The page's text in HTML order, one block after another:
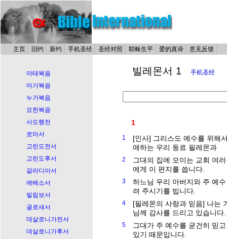
主页 旧约 新约 手机圣经 圣经对照 耶稣生平 爱的真谛 意见反馈
마태복음
마가복음
누가복음
요한복음
사도행전
로마서
고린도전서
고린도후서
갈라디아서
에베소서
빌립보서
골로새서
데살로니가전서
데살로니가후서
빌레몬서 1 手机圣经
1
1
[인사] 그리스도 예수를 위해
애하는 우리 동료 필레몬과
2
그대의 집에 모이는 교회 여
에게 이 편지를 씁니다.
3
하느님 우리 아버지와 주 예
려 주시기를 빕니다.
4
[필레몬의 사랑과 믿음] 나는
님께 감사를 드리고 있습니다.
5
그대가 주 예수를 굳건히 믿
있기 때문입니다.